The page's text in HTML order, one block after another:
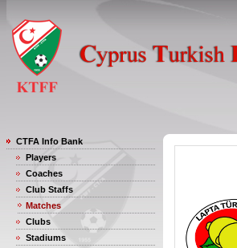
CTFA Info Bank
Players
Coaches
Club Staffs
Matches
Clubs
Stadiums